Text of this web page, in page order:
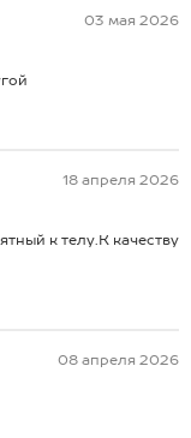
03 мая 2026
18 апреля 2026
к телу.К качеству
08 апреля 2026